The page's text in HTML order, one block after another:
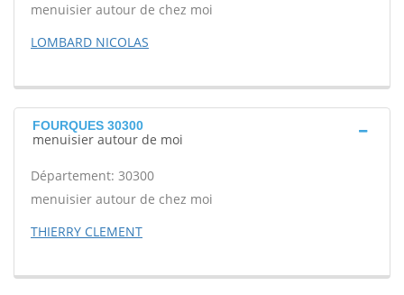
menuisier autour de chez moi
LOMBARD NICOLAS
FOURQUES 30300
menuisier autour de moi
Département: 30300
menuisier autour de chez moi
THIERRY CLEMENT